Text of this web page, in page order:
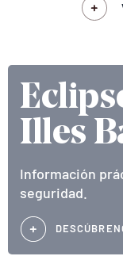
Illes
Información
seguridad.